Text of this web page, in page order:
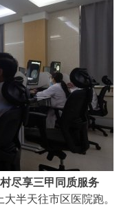
尽享三甲同质服务
半天往市区医院跑。